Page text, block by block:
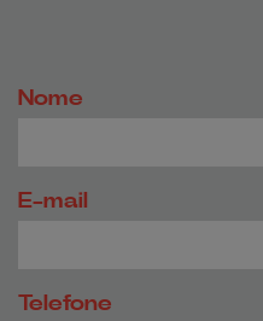
Nome
E-mail
Telefone